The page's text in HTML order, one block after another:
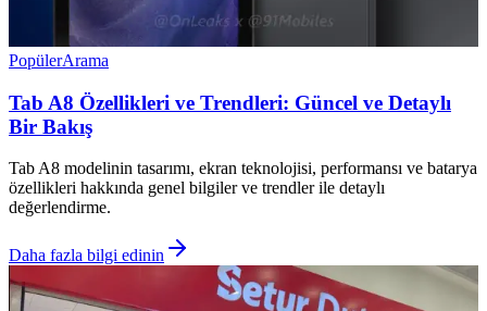
PopülerArama
Tab A8 Özellikleri ve Trendleri: Güncel ve Detaylı
Bir Bakış
Tab A8 modelinin tasarımı, ekran teknolojisi, performansı ve batarya
özellikleri hakkında genel bilgiler ve trendler ile detaylı
değerlendirme.
Daha fazla bilgi edinin